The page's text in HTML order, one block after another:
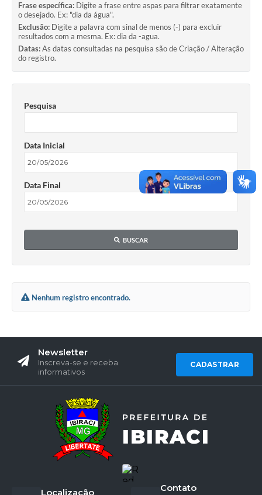
Frase específica: Digite a frase entre aspas para filtrar exatamente
o desejado. Ex: "dia da água".
Exclusão: Digite a palavra com sinal de menos (-) para excluir
resultados com a mesma. Ex: dia da -agua.
Datas:As datas consultadas na pesquisa são de Criação / Alteração
do registro.
Pesquisa
Data Inicial
Data Final
BUSCAR
Nenhum registro encontrado.
Newsletter
Inscreva-se e receba
informativos
CADASTRAR
Localização Contato